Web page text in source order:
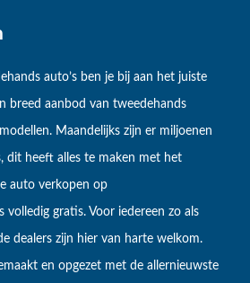
auto’s ben je bij aan het juiste
breed aanbod van tweedehands
Maandelijks zijn er miljoenen
dit heeft alles te maken met het
auto verkopen op
volledig gratis. Voor iedereen zo als
dealers zijn hier van harte welkom.
en opgezet met de allernieuwste